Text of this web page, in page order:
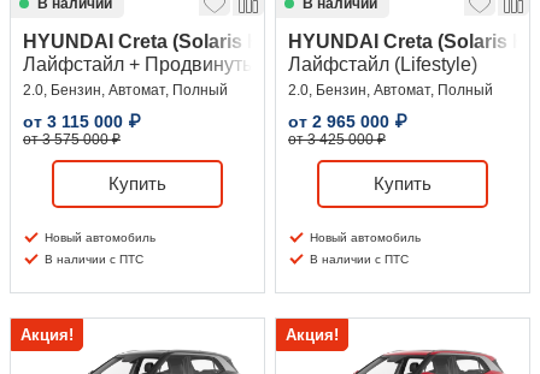
HYUNDAI Creta (Solaris HC)
Лайфстайл + Продвинутый (Lifestyle + Advanced)
2.0, Бензин, Автомат, Полный
от 3 115 000 ₽
от 3 575 000 ₽
Купить
Новый автомобиль
В наличии с ПТС
HYUNDAI Creta (Solaris
Лайфстайл (Lifestyle)
2.0, Бензин, Автомат, Полный
от 2 965 000 ₽
от 3 425 000 ₽
Купить
Новый автомобиль
В наличии с ПТС
Акция! Акция!